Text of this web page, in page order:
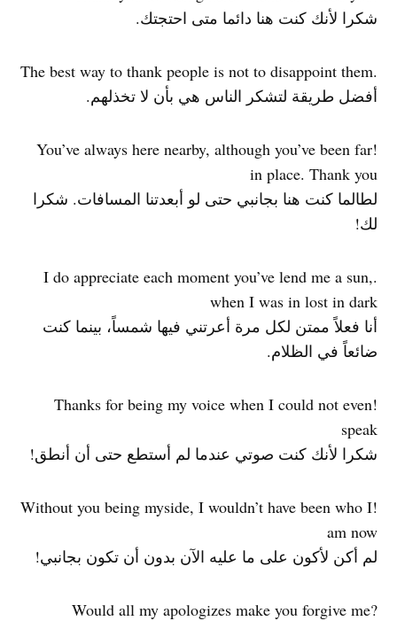
شكرا لأنك كنت هنا دائما متى احتجتك.
.The best way to thank people is not to disappoint them
أفضل طريقة لتشكر الناس هي بأن لا تخذلهم.
!You’ve always here nearby, although you’ve been far
in place. Thank you
لطالما كنت هنا بجانبي حتى لو أبعدتنا المسافات. شكرا
لك!
.I do appreciate each moment you’ve lend me a sun,
when I was in lost in dark
أنا فعلاً ممتن لكل مرة أعرتني فيها شمساً، بينما كنت
ضائعاً في الظلام.
!Thanks for being my voice when I could not even
speak
شكرا لأنك كنت صوتي عندما لم أستطع حتى أن أنطق!
!Without you being myside, I wouldn’t have been who I
am now
لم أكن لأكون على ما عليه الآن بدون أن تكون بجانبي!
?Would all my apologizes make you forgive me